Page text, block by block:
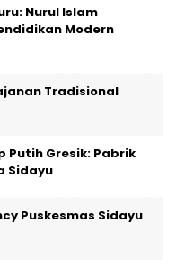
Nurul Islam
Modern
Tradisional
Putih Gresik: Pabrik
Sidayu
Puskesmas Sidayu